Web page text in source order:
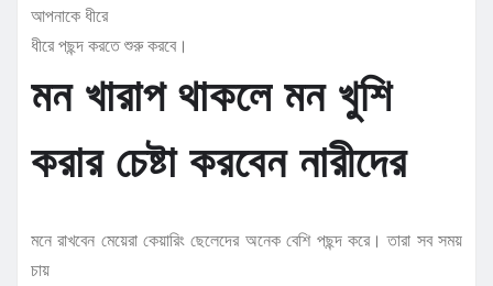
আপনাকে ধীরে
ধীরে পছন্দ করতে শুরু করবে।
মন খারাপ থাকলে মন খুশি
করার চেষ্টা করবেন নারীদের
মনে রাখবেন মেয়েরা কেয়ারিং ছেলেদের অনেক বেশি পছন্দ করে। তারা সব সময়
চায়